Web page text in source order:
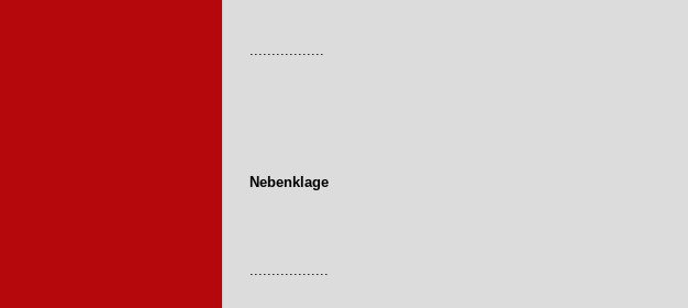
.................
Nebenklage
..................